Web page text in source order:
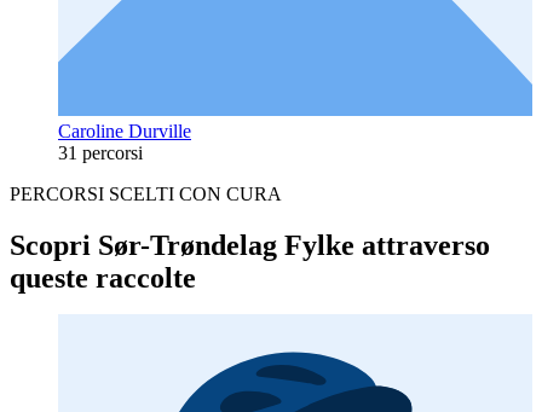
Caroline Durville
31 percorsi
PERCORSI SCELTI CON CURA
Scopri Sør-Trøndelag Fylke attraverso
queste raccolte